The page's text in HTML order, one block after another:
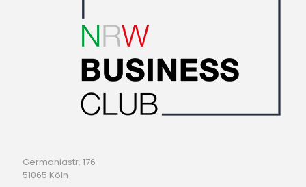
Germaniastr. 176
51065 Köln